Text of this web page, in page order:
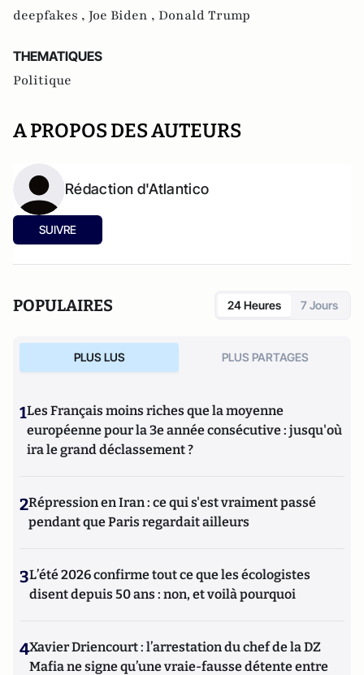
deepfakes , Joe Biden , Donald Trump
THEMATIQUES
Politique
A PROPOS DES AUTEURS
Rédaction d'Atlantico
SUIVRE
POPULAIRES 24 Heures 7 Jours
PLUS LUS PLUS PARTAGES
1Les Français moins riches que la moyenne
européenne pour la 3e année consécutive : jusqu'où
ira le grand déclassement ?
2Répression en Iran : ce qui s'est vraiment passé
pendant que Paris regardait ailleurs
3L’été 2026 confirme tout ce que les écologistes
disent depuis 50 ans : non, et voilà pourquoi
4Xavier Driencourt : l’arrestation du chef de la DZ
Mafia ne signe qu’une vraie-fausse détente entre